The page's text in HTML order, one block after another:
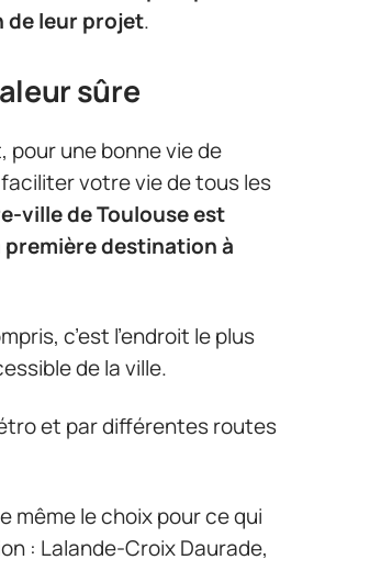
de leur projet.
sûre
pour une bonne vie de
votre vie de tous les
ville de Toulouse est
destination à
c’est l’endroit le plus
de la ville.
et par différentes routes
même le choix pour ce qui
: Lalande-Croix Daurade,